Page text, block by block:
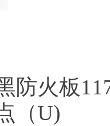
防火板
（U)